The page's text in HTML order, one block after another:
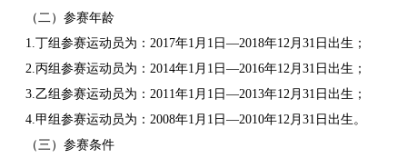
（二）参赛年龄
1.丁组参赛运动员为：2017年1月1日—2018年12月31日出生；
2.丙组参赛运动员为：2014年1月1日—2016年12月31日出生；
3.乙组参赛运动员为：2011年1月1日—2013年12月31日出生；
4.甲组参赛运动员为：2008年1月1日—2010年12月31日出生。
（三）参赛条件